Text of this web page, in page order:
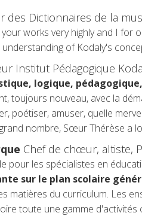
des Dictionnaires de la
works very highly and I for
of Kodaly's
Institut Pédagogique
logique,
toujours nouveau, avec la
poétiser, amuser, quelle
nombre, Sœur Thérèse a
Chef de chœur, altiste,
pour les spécialistes en
sur le plan scolaire
matières du curriculum. Les
toute une gamme